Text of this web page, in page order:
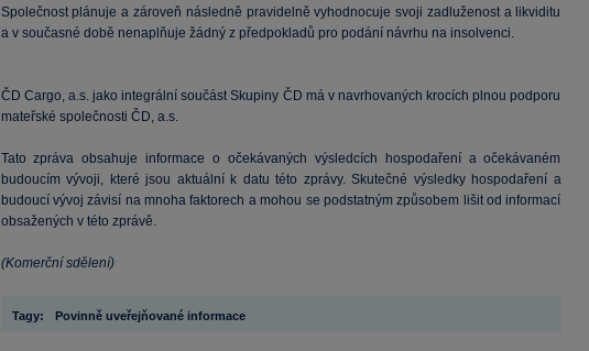
Společnost plánuje a zároveň následně pravidelně vyhodnocuje svoji zadluženost a likviditu
a v současné době nenaplňuje žádný z předpokladů pro podání návrhu na insolvenci.
ČD Cargo, a.s. jako integrální součást Skupiny ČD má v navrhovaných krocích plnou podporu
mateřské společnosti ČD, a.s.
Tato zpráva obsahuje informace o očekávaných výsledcích hospodaření a očekávaném
budoucím vývoji, které jsou aktuální k datu této zprávy. Skutečné výsledky hospodaření a
budoucí vývoj závisí na mnoha faktorech a mohou se podstatným způsobem lišit od informací
obsažených v této zprávě.
(Komerční sdělení)
Tagy: Povinně uveřejňované informace